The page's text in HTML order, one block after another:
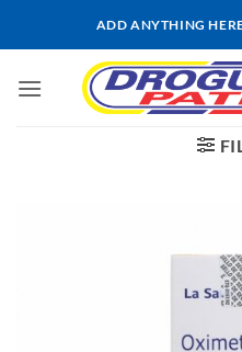
ADD ANYTHING